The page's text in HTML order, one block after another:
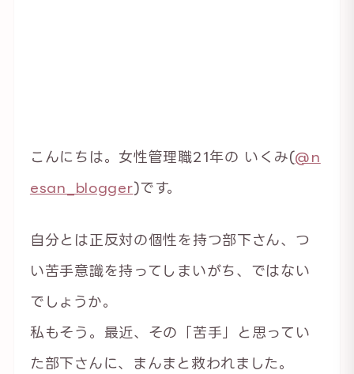
こんにちは。女性管理職21年の いくみ(@n
esan_blogger)です。
自分とは正反対の個性を持つ部下さん、つ
い苦手意識を持ってしまいがち、ではない
でしょうか。
私もそう。最近、その「苦手」と思ってい
た部下さんに、まんまと救われました。